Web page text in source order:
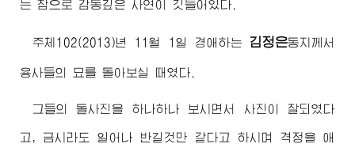
는 참으로 감동깊은 사연이 깃들어있다.
주체102(2013)년 11월 1일 경애하는 김정은동지 께서
용사들의 묘를 돌아보실 때였다.
그들의 돌사진을 하나하나 보시면서 사진이 잘되였다
고, 금시라도 일어나 반길것만 같다고 하시며 격정을 애